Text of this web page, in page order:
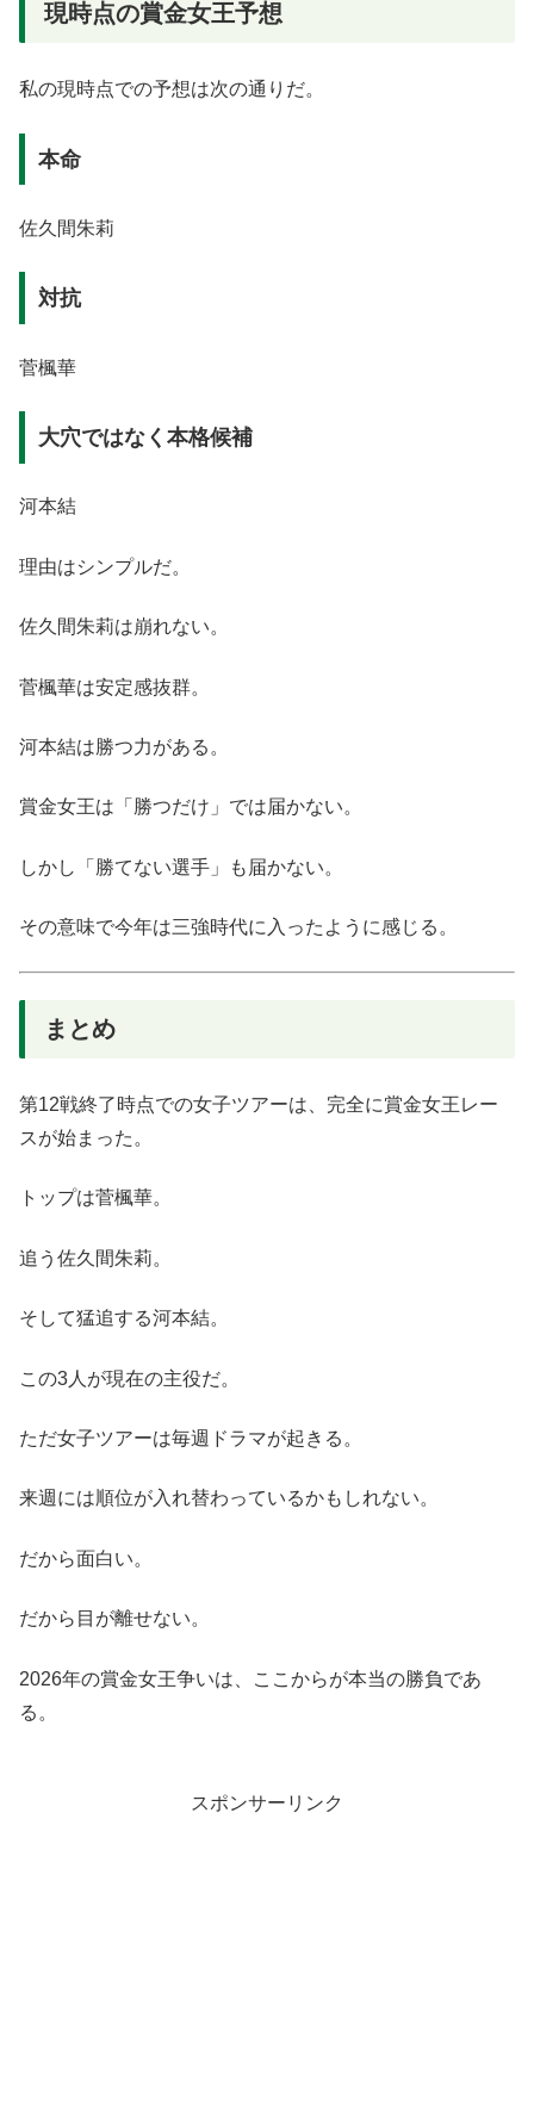
現時点の賞金女王予想
私の現時点での予想は次の通りだ。
本命
佐久間朱莉
対抗
菅楓華
大穴ではなく本格候補
河本結
理由はシンプルだ。
佐久間朱莉は崩れない。
菅楓華は安定感抜群。
河本結は勝つ力がある。
賞金女王は「勝つだけ」では届かない。
しかし「勝てない選手」も届かない。
その意味で今年は三強時代に入ったように感じる。
まとめ
第12戦終了時点での女子ツアーは、完全に賞金女王レー
スが始まった。
トップは菅楓華。
追う佐久間朱莉。
そして猛追する河本結。
この3人が現在の主役だ。
ただ女子ツアーは毎週ドラマが起きる。
来週には順位が入れ替わっているかもしれない。
だから面白い。
だから目が離せない。
2026年の賞金女王争いは、ここからが本当の勝負であ
る。
スポンサーリンク